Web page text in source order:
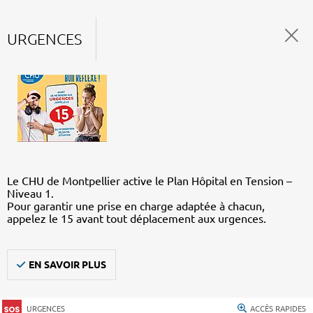
URGENCES
Le CHU de Montpellier active le Plan Hôpital en Tension –
Niveau 1.
Pour garantir une prise en charge adaptée à chacun,
appelez le 15 avant tout déplacement aux urgences.
EN SAVOIR PLUS
URGENCES ACCÈS RAPIDES